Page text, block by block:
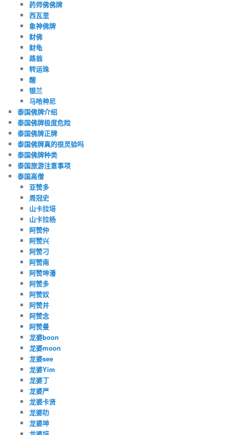
药师佛佛牌
西瓦里
象神佛牌
财佛
财龟
路翁
转运珠
醒
银兰
马哈神尼
泰国佛牌介绍
泰国佛牌极度危险
泰国佛牌正牌
泰国佛牌真的很灵验吗
泰国佛牌种类
泰国旅游注意事项
泰国高僧
亚赞多
周冠史
山卡拉培
山卡拉杨
阿赞仲
阿赞兴
阿赞刁
阿赞南
阿赞坤潘
阿赞多
阿赞奴
阿赞并
阿赞念
阿赞曼
龙婆boon
龙婆moon
龙婆see
龙婆Yim
龙婆丁
龙婆严
龙婆卡贤
龙婆叻
龙婆坤